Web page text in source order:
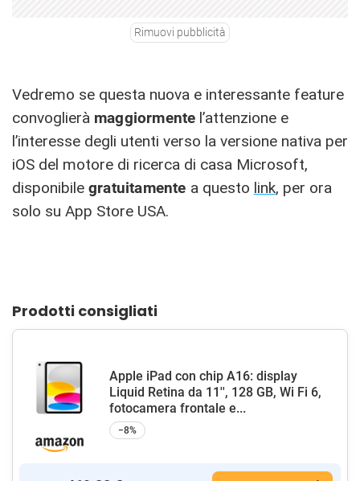
Rimuovi pubblicità
Vedremo se questa nuova e interessante feature
convoglierà maggiormente l’attenzione e
l’interesse degli utenti verso la versione nativa per
iOS del motore di ricerca di casa Microsoft,
disponibile gratuitamente a questo link, per ora
solo su App Store USA.
Prodotti consigliati
Apple iPad con chip A16: display
Liquid Retina da 11'', 128 GB, Wi Fi 6,
fotocamera frontale e...
−8%